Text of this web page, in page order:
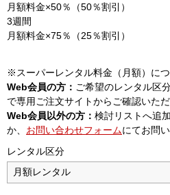
月額料金×50％（50％割引）
3週間
月額料金×75％（25％割引）
※スーパーレンタル料金（月額）に
Web会員の方： ご希望のレンタル区
で専用ご注文サイトからご確認いた
Web会員以外の方： 検討リストへ追
か、 お問い合わせフォームにてお問
レンタル区分